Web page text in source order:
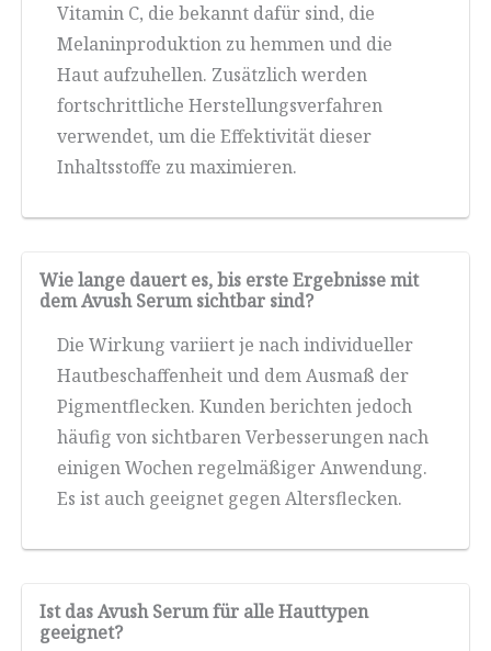
Vitamin C, die bekannt dafür sind, die
Melaninproduktion zu hemmen und die
Haut aufzuhellen. Zusätzlich werden
fortschrittliche Herstellungsverfahren
verwendet, um die Effektivität dieser
Inhaltsstoffe zu maximieren.
Wie lange dauert es, bis erste Ergebnisse mit
dem Avush Serum sichtbar sind?
Die Wirkung variiert je nach individueller
Hautbeschaffenheit und dem Ausmaß der
Pigmentflecken. Kunden berichten jedoch
häufig von sichtbaren Verbesserungen nach
einigen Wochen regelmäßiger Anwendung.
Es ist auch geeignet gegen Altersflecken.
Ist das Avush Serum für alle Hauttypen
geeignet?